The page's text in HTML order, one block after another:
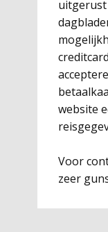
website
Voor
zeer